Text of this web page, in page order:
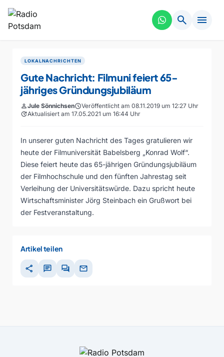
search menu
LOKALNACHRICHTEN
Gute Nachricht: Filmuni feiert 65-
jähriges Gründungsjubiläum
personJule SönnichsenscheduleVeröffentlicht am 08.11.2019 um 12:27 Uhr
updateAktualisiert am 17.05.2021 um 16:44 Uhr
In unserer guten Nachricht des Tages gratulieren wir
heute der Filmuniversität Babelsberg „Konrad Wolf“.
Diese feiert heute das 65-jährigen Gründungsjubiläum
der Filmhochschule und den fünften Jahrestag seit
Verleihung der Universitätswürde. Dazu spricht heute
Wirtschaftsminister Jörg Steinbach ein Grußwort bei
der Festveranstaltung.
Artikel teilen
share chat forum mail